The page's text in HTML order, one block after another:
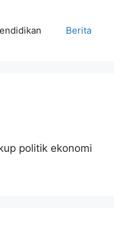
Berita
politik ekonomi